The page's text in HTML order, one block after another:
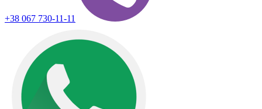
+38 067 730-11-11